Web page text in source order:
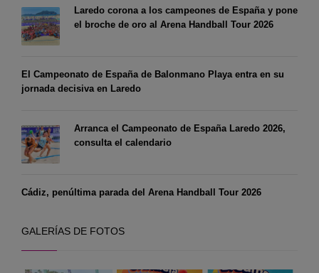
Laredo corona a los campeones de España y pone
el broche de oro al Arena Handball Tour 2026
El Campeonato de España de Balonmano Playa entra en su
jornada decisiva en Laredo
Arranca el Campeonato de España Laredo 2026,
consulta el calendario
Cádiz, penúltima parada del Arena Handball Tour 2026
GALERÍAS DE FOTOS